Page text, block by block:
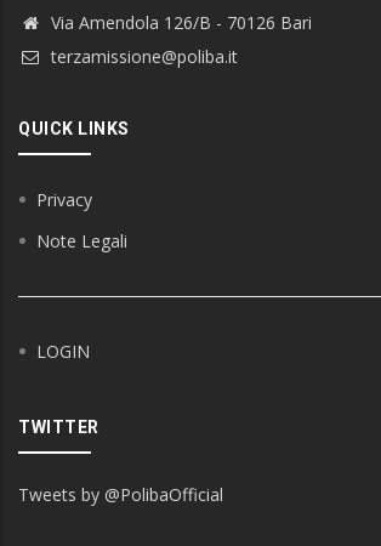
Via Amendola 126/B - 70126 Bari
terzamissione@poliba.it
QUICK LINKS
Privacy
Note Legali
LOGIN
TWITTER
Tweets by @PolibaOfficial